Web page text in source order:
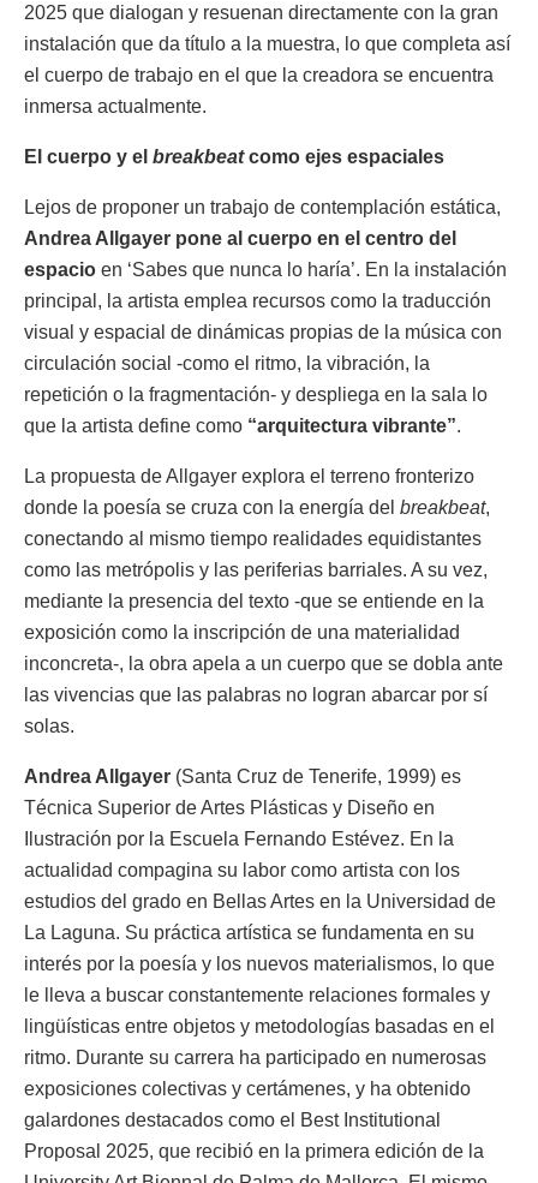
2025 que dialogan y resuenan directamente con la gran
instalación que da título a la muestra, lo que completa así
el cuerpo de trabajo en el que la creadora se encuentra
inmersa actualmente.
El cuerpo y el breakbeatcomo ejes espaciales
Lejos de proponer un trabajo de contemplación estática,
Andrea Allgayer pone al cuerpo en el centro del
espacio en ‘Sabes que nunca lo haría’. En la instalación
principal, la artista emplea recursos como la traducción
visual y espacial de dinámicas propias de la música con
circulación social -como el ritmo, la vibración, la
repetición o la fragmentación- y despliega en la sala lo
que la artista define como “arquitectura vibrante”.
La propuesta de Allgayer explora el terreno fronterizo
donde la poesía se cruza con la energía del breakbeat,
conectando al mismo tiempo realidades equidistantes
como las metrópolis y las periferias barriales. A su vez,
mediante la presencia del texto -que se entiende en la
exposición como la inscripción de una materialidad
inconcreta-, la obra apela a un cuerpo que se dobla ante
las vivencias que las palabras no logran abarcar por sí
solas.
Andrea Allgayer (Santa Cruz de Tenerife, 1999) es
Técnica Superior de Artes Plásticas y Diseño en
Ilustración por la Escuela Fernando Estévez. En la
actualidad compagina su labor como artista con los
estudios del grado en Bellas Artes en la Universidad de
La Laguna. Su práctica artística se fundamenta en su
interés por la poesía y los nuevos materialismos, lo que
le lleva a buscar constantemente relaciones formales y
lingüísticas entre objetos y metodologías basadas en el
ritmo. Durante su carrera ha participado en numerosas
exposiciones colectivas y certámenes, y ha obtenido
galardones destacados como el Best Institutional
Proposal 2025, que recibió en la primera edición de la